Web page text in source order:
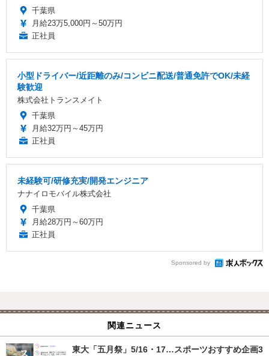
千葉県
月給23万5,000円～50万円
正社員
小型ドライバー/近距離のみ/コンビニ配送/普通免許でOK/未経
験歓迎
株式会社トランスメイト
千葉県
月給32万円～45万円
正社員
未経験可/研修充実/開発エンジニア
ナナイロモバイル株式会社
千葉県
月給28万円～60万円
正社員
Sponsored by
関連ニュース
東大「五月祭」5/16・17…スポーツおすすめ企画3